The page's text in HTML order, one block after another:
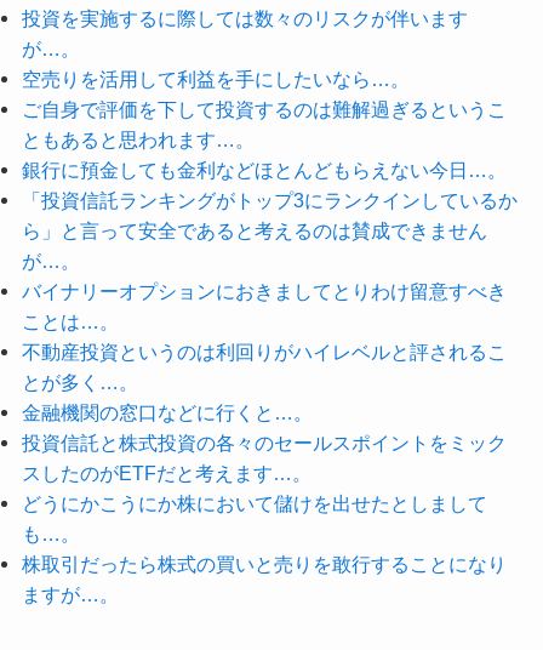
投資を実施するに際しては数々のリスクが伴います
が…。
空売りを活用して利益を手にしたいなら…。
ご自身で評価を下して投資するのは難解過ぎるというこ
ともあると思われます…。
銀行に預金しても金利などほとんどもらえない今日…。
「投資信託ランキングがトップ3にランクインしているか
ら」と言って安全であると考えるのは賛成できません
が…。
バイナリーオプションにおきましてとりわけ留意すべき
ことは…。
不動産投資というのは利回りがハイレベルと評されるこ
とが多く…。
金融機関の窓口などに行くと…。
投資信託と株式投資の各々のセールスポイントをミック
スしたのがETFだと考えます…。
どうにかこうにか株において儲けを出せたとしまして
も…。
株取引だったら株式の買いと売りを敢行することになり
ますが…。